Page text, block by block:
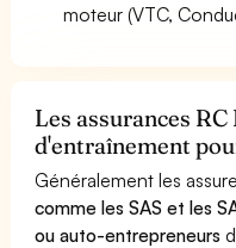
moteur (VTC,
Les assurances
d'entraînement
Généralement les
comme les SAS et les
ou auto-entrepreneurs